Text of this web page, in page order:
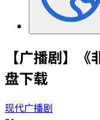
【广播剧】
盘下载
现代广播剧